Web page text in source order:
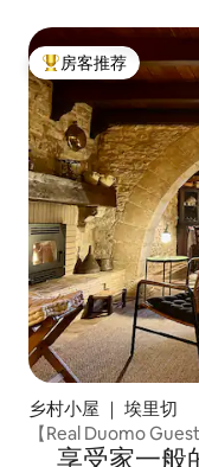
热门「房客推荐」
房客推荐
乡村小屋 ｜ 埃里切
【Real Duomo
享受家一般